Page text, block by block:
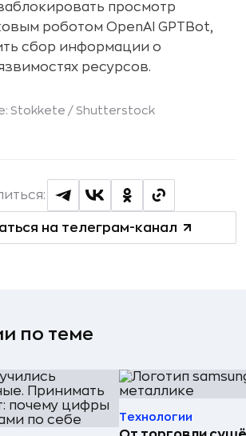
просмотр
роботом OpenAI GPTBot,
сбор информации о
ресурсов.
Stokkete / Shutterstock
на телеграм-канал
по теме
Технологии